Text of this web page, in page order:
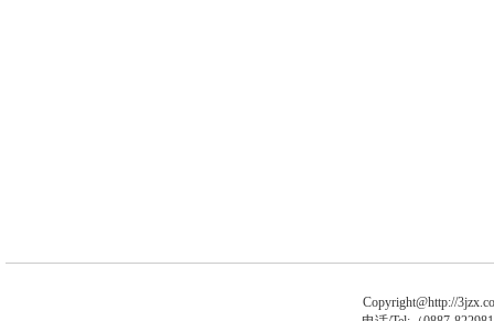
Copyright@http://